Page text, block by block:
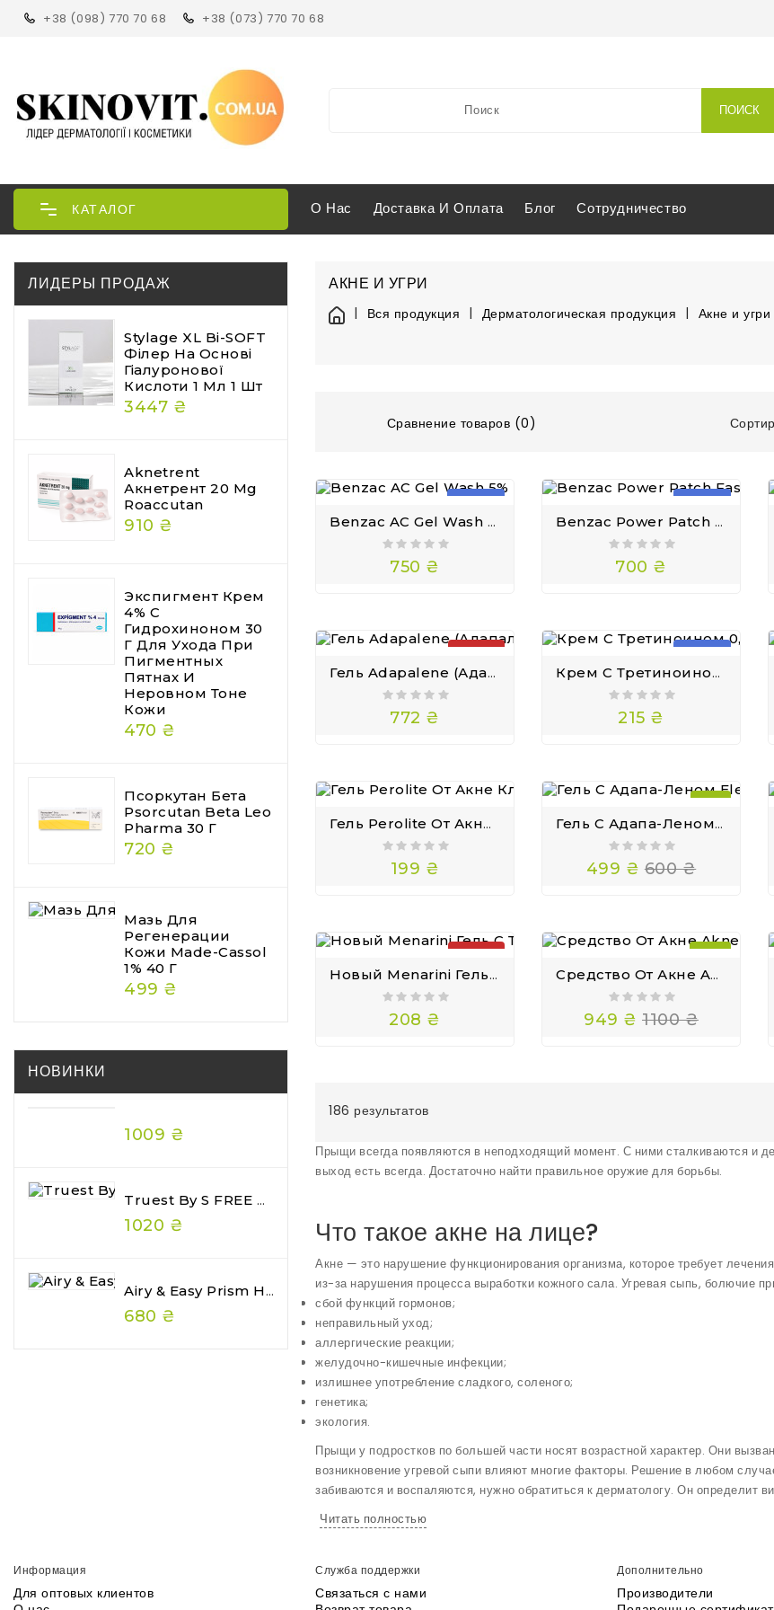
+38 (098) 770 70 68 +38 (073) 770 70 68
ПОИСК
КАТАЛОГ О Нас Доставка И Оплата Блог Сотрудничество
ЛИДЕРЫ ПРОДАЖ
Stylage XL Bi-SOFT
Філер На Основі
Гіалуронової
Кислоти 1 Мл 1 Шт
3447 ₴
Aknetrent
Акнетрент 20 Mg
Roaccutan
910 ₴
Экспигмент Крем
4% С
Гидрохиноном 30
Г Для Ухода При
Пигментных
Пятнах И
Неровном Тоне
Кожи
470 ₴
Псоркутан Бета
Psorcutan Beta Leo
Pharma 30 Г
720 ₴
Мазь Для
Регенерации
Кожи Made-Cassol
1% 40 Г
499 ₴
НОВИНКИ
1009 ₴
Truest By S FREE Acid & Heat Care Hair Mask Premium 180 Г — Преміальна Відновлювальна Маска Для Волосся
1020 ₴
Airy & Easy Prism Hair Gelee — Глянцеве Желе Для Волосся З Ефектом Wet Hair
680 ₴
АКНЕ И УГРИ
Вся продукция Дерматологическая продукция Акне и угри
Сравнение товаров (0)
НОВИНКА
Benzac AC Gel Wash 5% Гель Для Умывания С Бензоил Пероксидом От Акне, 100 Мл
750 ₴
НОВИНКА
Benzac Power Patch Fast Fix Патчи От Высыпаний С Салициловой Кислотой, 12 Шт
700 ₴
ПРОДАНО
Гель Adapalene (Адапален, Дифферин) От Прыщей И Морщин 0.1%
772 ₴
НОВИНКА
Крем С Третиноином 0,05% Для Проблемной Кожи С Акне Tretin Cream Alister 20 Г
215 ₴
Гель Perolite От Акне Клиндамицин И Бензоил Пероксид 30г Зеркалин
199 ₴
— 17%
Гель С Адапа-Леном Eleneon - A И С Трети-Ноином 0.05 Eleneon Plus
499 ₴ 600 ₴
ПРОДАНО
Новый Menarini Гель С Третиноином Tretilite 0,1 Для Очищения Кожи 30 Г
208 ₴
— 14%
Средство От Акне Akne-Trent 20 И Третиноин Eleneon 0.025
949 ₴ 1100 ₴
186 результатов
Прыщи всегда появляются в неподходящий момент. С ними сталкиваются и
выход есть всегда. Достаточно найти правильное оружие для борьбы.
Что такое акне на лице?
Акне — это нарушение функционирования организма, которое требует
из-за нарушения процесса выработки кожного сала. Угревая сыпь, болючие
сбой функций гормонов;
неправильный уход;
аллергические реакции;
желудочно-кишечные инфекции;
излишнее употребление сладкого, соленого;
генетика;
экология.
Прыщи у подростков по большей части носят возрастной характер. Они
возникновение угревой сыпи влияют многие факторы. Решение в любом
забиваются и воспаляются, нужно обратиться к дерматологу. Он определит
отказаться от некачественной косметики;
Читать полностью
Информация
Для оптовых клиентов
Служба поддержки
Связаться с нами
Дополнительно
Производители